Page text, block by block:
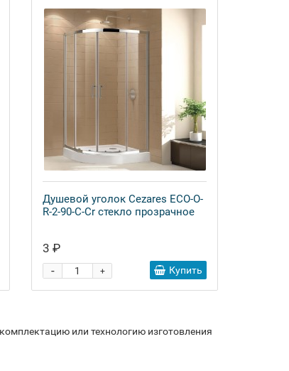
Душевой уголок Cezares ECO-O-
R-2-90-C-Cr стекло прозрачное
3 ₽
+
- Купить
или технологию изготовления